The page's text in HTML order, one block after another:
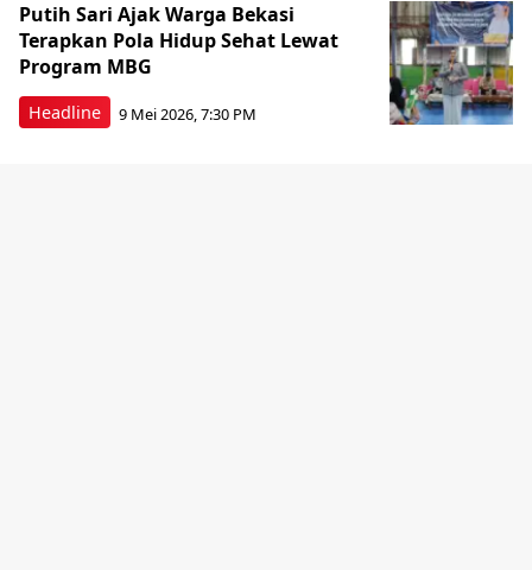
Headline
Putih Sari Ajak Warga Bekasi
Terapkan Pola Hidup Sehat Lewat
Program MBG
9 Mei 2026, 7:30 PM